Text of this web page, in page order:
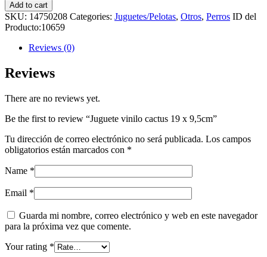
cactus
19
x
9,5cm
quantity
Add to cart
SKU: 14750208 Categories: Juguetes/Pelotas, Otros, Perros ID del
Producto:10659
Reviews (0)
Reviews
There are no reviews yet.
Be the first to review “Juguete vinilo cactus 19 x 9,5cm”
Tu dirección de correo electrónico no será publicada. Los campos
obligatorios están marcados con *
Name *
Email *
Guarda mi nombre, correo electrónico y web en este navegador
para la próxima vez que comente.
Your rating *